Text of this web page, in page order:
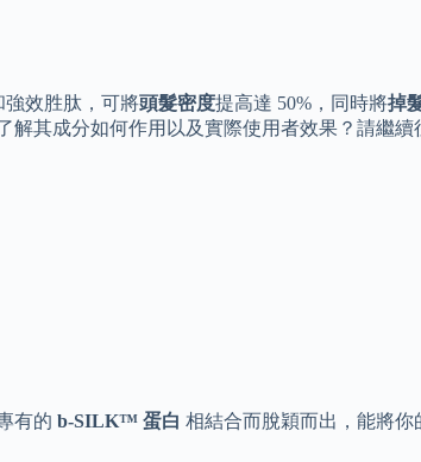
強效胜肽，可將頭髮密度提高達 50%，同時將掉
解其成分如何作用以及實際使用者效果？請繼續
有的 b-SILK™ 蛋白 相結合而脫穎而出，能將你